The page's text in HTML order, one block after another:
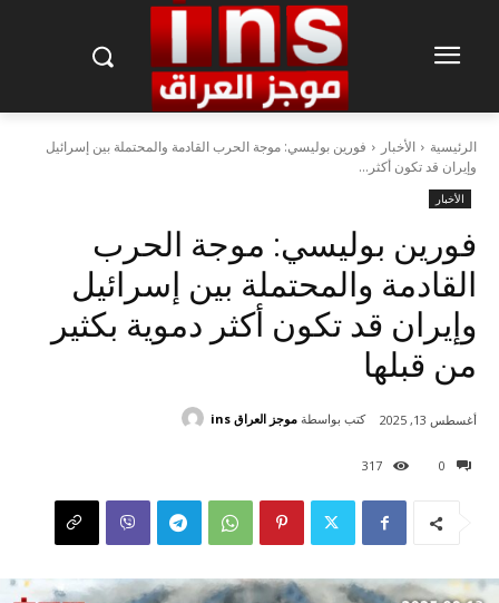
الرئيسية الأخبار
فورين بوليسي: موجة الحرب القادمة والمحتملة بين إسرائيل
وإيران قد تكون أكثر...
الأخبار
فورين بوليسي: موجة الحرب
القادمة والمحتملة بين إسرائيل
وإيران قد تكون أكثر دموية بكثير
من قبلها
0
317
أغسطس 13, 2025 كتب بواسطة موجز العراق ins